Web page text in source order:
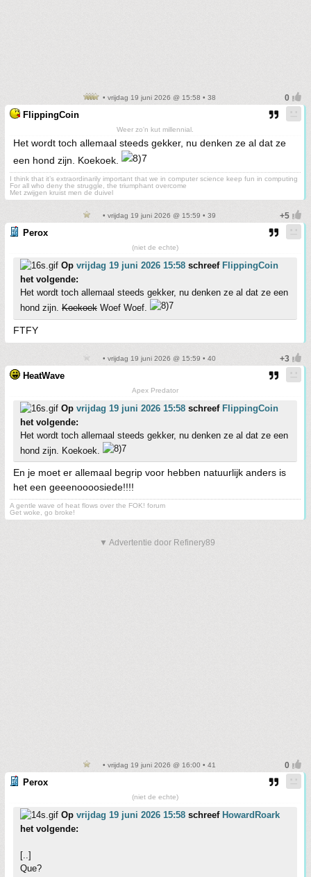
• vrijdag 19 juni 2026 @ 15:58 • 38
FlippingCoin
Weer zo'n kut millennial.
Het wordt toch allemaal steeds gekker, nu denken ze al dat ze
een hond zijn. Koekoek.
I think that it’s extraordinarily important that we in computer science keep fun in computing
For all who deny the struggle, the triumphant overcome
Met zwijgen kruist men de duivel
• vrijdag 19 juni 2026 @ 15:59 • 39
Perox
(niet de echte)
Op vrijdag 19 juni 2026 15:58 schreef FlippingCoin
het volgende:
Het wordt toch allemaal steeds gekker, nu denken ze al dat ze een
hond zijn. Koekoek Woef Woef.
FTFY
• vrijdag 19 juni 2026 @ 15:59 • 40
HeatWave
Apex Predator
Op vrijdag 19 juni 2026 15:58 schreef FlippingCoin
het volgende:
Het wordt toch allemaal steeds gekker, nu denken ze al dat ze een
hond zijn. Koekoek.
En je moet er allemaal begrip voor hebben natuurlijk anders is
het een geeenoooosiede!!!!
A gentle wave of heat flows over the FOK! forum
Get woke, go broke!
▼ Advertentie door Refinery89
• vrijdag 19 juni 2026 @ 16:00 • 41
Perox
(niet de echte)
Op vrijdag 19 juni 2026 15:58 schreef HowardRoark
het volgende:
[..]
Que?